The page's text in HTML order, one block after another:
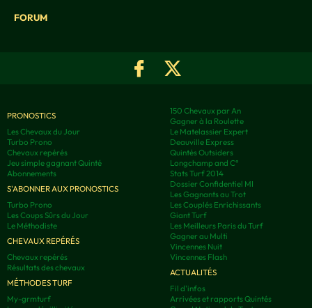
FORUM
PRONOSTICS
Les Chevaux du Jour
Turbo Prono
Chevaux repérés
Jeu simple gagnant Quinté
Abonnements
S'ABONNER AUX PRONOSTICS
Turbo Prono
Les Coups Sûrs du Jour
Le Méthodiste
CHEVAUX REPÉRÉS
Chevaux repérés
Résultats des chevaux
MÉTHODES TURF
My-grmturf
150 Chevaux par An
Gagner à la Roulette
Le Matelassier Expert
Deauville Express
Quintés Outsiders
Longchamp and C°
Stats Turf 2014
Dossier Confidentiel MI
Les Gagnants au Trot
Les Couplés Enrichissants
Giant Turf
Les Meilleurs Paris du Turf
Gagner au Multi
Vincennes Nuit
Vincennes Flash
ACTUALITÉS
Fil d'infos
Arrivées et rapports Quintés